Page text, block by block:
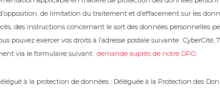
de limitation du traitement et d’effacement sur les
des instructions concernant le sort des données personnelles
pouvez exercer vos droits à l’adresse postale suivante : CyberCité,
via le formulaire suivant : demande auprès de notre DPO.
à la protection de données : Déléguée à la Protection des